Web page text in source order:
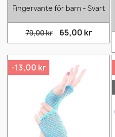
Fingervante för barn - Svart
79,00 kr 65,00 kr
-13,00 kr